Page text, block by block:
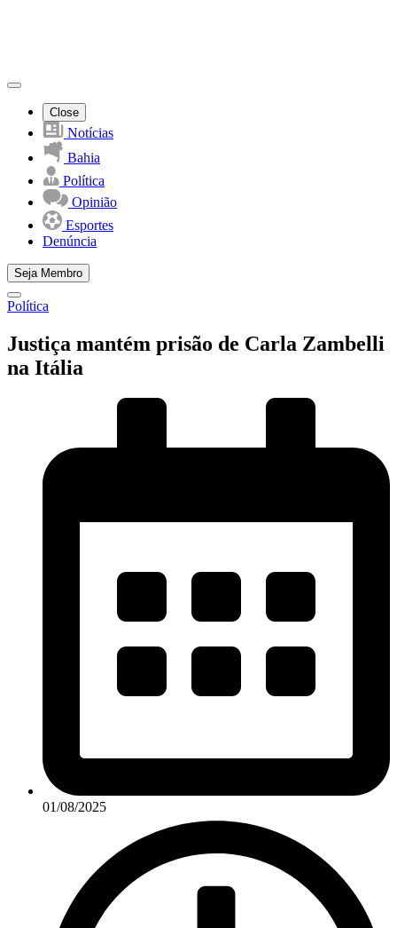
Close
Notícias
Bahia
Política
Opinião
Esportes
Denúncia
Seja Membro
Política
Justiça mantém prisão de Carla Zambelli
na Itália
01/08/2025